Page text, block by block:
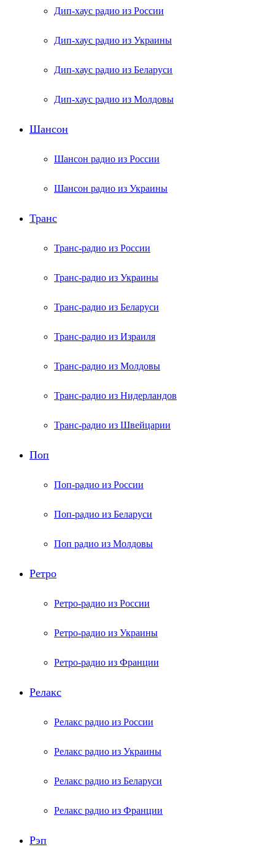
Дип-хаус радио из России
Дип-хаус радио из Украины
Дип-хаус радио из Беларуси
Дип-хаус радио из Молдовы
Шансон
Шансон радио из России
Шансон радио из Украины
Транс
Транс-радио из России
Транс-радио из Украины
Транс-радио из Беларуси
Транс-радио из Израиля
Транс-радио из Молдовы
Транс-радио из Нидерландов
Транс-радио из Швейцарии
Поп
Поп-радио из России
Поп-радио из Беларуси
Поп радио из Молдовы
Ретро
Ретро-радио из России
Ретро-радио из Украины
Ретро-радио из Франции
Релакс
Релакс радио из России
Релакс радио из Украины
Релакс радио из Беларуси
Релакс радио из Франции
Рэп